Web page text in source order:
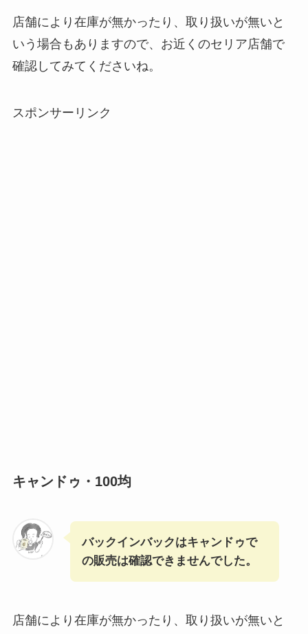
店舗により在庫が無かったり、取り扱いが無いと
いう場合もありますので、お近くのセリア店舗で
確認してみてくださいね。
スポンサーリンク
キャンドゥ・100均
バックインバックはキャンドゥで
の販売は確認できませんでした。
店舗により在庫が無かったり、取り扱いが無いと